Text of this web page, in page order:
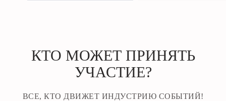
КТО МОЖЕТ ПРИНЯТЬ
УЧАСТИЕ?
ВСЕ, КТО ДВИЖЕТ ИНДУСТРИЮ СОБЫТИЙ!